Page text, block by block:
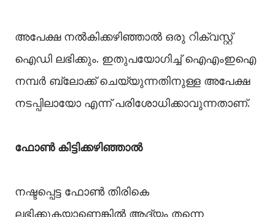
അപേക്ഷ നല്‍കിക്കഴിഞ്ഞാല്‍ ഒരു റിക്വസ്റ്റ്
ഐഡി ലഭിക്കും. ഇതുപയോഗിച്ച് ഐഎംഇഐ
നമ്പര്‍ ബ്ലോക്ക് ചെയ്യുന്നതിനുള്ള അപേക്ഷ
നടപ്പിലായോ എന്ന് പരിശോധിക്കാവുന്നതാണ്.
ഫോൺ കിട്ടിക്കഴിഞ്ഞാൽ
നഷ്ടപ്പെട്ട ഫോൺ തിരികെ
ലഭിക്കുകയാണെങ്കിൽ ആദ്യം തന്നെ